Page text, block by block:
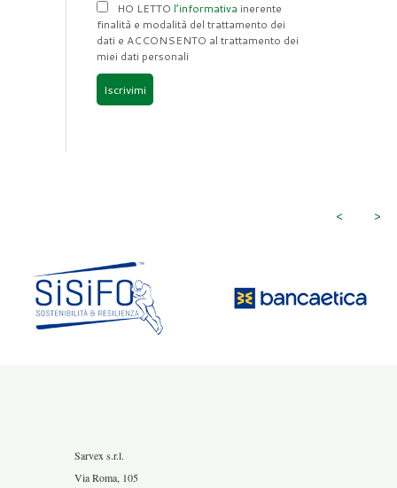
HO LETTO l’informativa inerente
finalità e modalità del trattamento dei
dati e ACCONSENTO al trattamento dei
miei dati personali
Iscrivimi
>
<
Sarvex s.r.l.
Via Roma, 105